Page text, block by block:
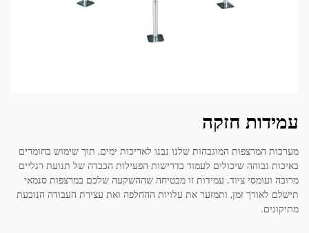
עמידות חזקה
מערכות המרצפות המוגבהות שלנו נבנו לאריכות ימים, תוך שימוש בחומרים
באיכות גבוהה שיכולים לעמוד בדרישות הפעילות הכבדה של תנועת רגליים
מרובה ועומסי ציוד. עמידות זו מבטיחה שההשקעה שלכם במרצפות סנמאי
תישלם לאורך זמן, ותמזער את עלויות ההחלפה ואת עצירת העבודה הנובעת
מתיקונים.